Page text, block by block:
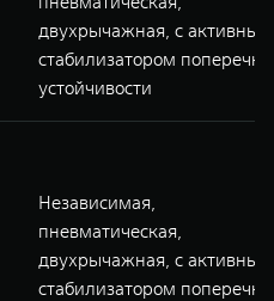
двухрычажная, с активным
стабилизатором
устойчивости
Независимая,
пневматическая,
двухрычажная, с активным
стабилизатором